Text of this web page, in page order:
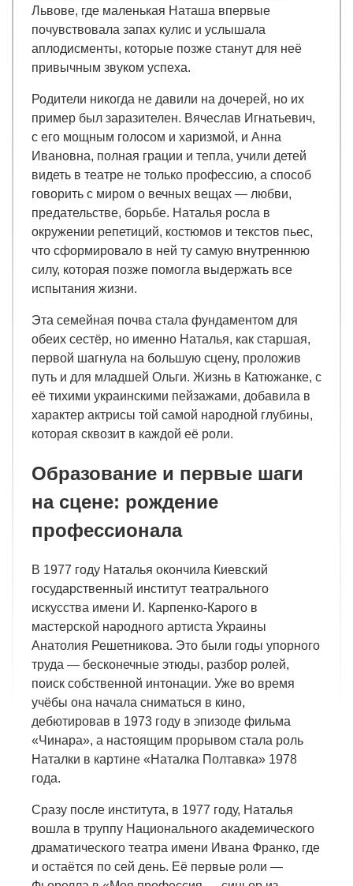
Львове, где маленькая Наташа впервые
почувствовала запах кулис и услышала
аплодисменты, которые позже станут для неё
привычным звуком успеха.
Родители никогда не давили на дочерей, но их
пример был заразителен. Вячеслав Игнатьевич,
с его мощным голосом и харизмой, и Анна
Ивановна, полная грации и тепла, учили детей
видеть в театре не только профессию, а способ
говорить с миром о вечных вещах — любви,
предательстве, борьбе. Наталья росла в
окружении репетиций, костюмов и текстов пьес,
что сформировало в ней ту самую внутреннюю
силу, которая позже помогла выдержать все
испытания жизни.
Эта семейная почва стала фундаментом для
обеих сестёр, но именно Наталья, как старшая,
первой шагнула на большую сцену, проложив
путь и для младшей Ольги. Жизнь в Катюжанке, с
её тихими украинскими пейзажами, добавила в
характер актрисы той самой народной глубины,
которая сквозит в каждой её роли.
Образование и первые шаги
на сцене: рождение
профессионала
В 1977 году Наталья окончила Киевский
государственный институт театрального
искусства имени И. Карпенко-Карого в
мастерской народного артиста Украины
Анатолия Решетникова. Это были годы упорного
труда — бесконечные этюды, разбор ролей,
поиск собственной интонации. Уже во время
учёбы она начала сниматься в кино,
дебютировав в 1973 году в эпизоде фильма
«Чинара», а настоящим прорывом стала роль
Наталки в картине «Наталка Полтавка» 1978
года.
Сразу после института, в 1977 году, Наталья
вошла в труппу Национального академического
драматического театра имени Ивана Франко, где
и остаётся по сей день. Её первые роли —